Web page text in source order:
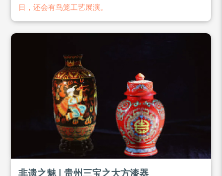
日，还会有鸟笼工艺展演。
非遗之魅 | 贵州三宝之大方漆器